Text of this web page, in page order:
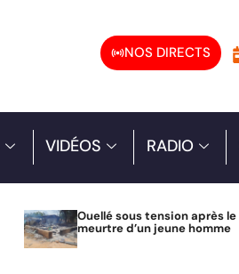
NOS DIRECTS
VIDÉOS RADIO
Ouellé sous tension après le
meurtre d’un jeune homme